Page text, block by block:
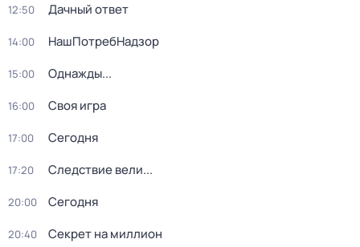
12:50 Дачный ответ
14:00 НашПотребНадзор
15:00 Однажды...
16:00 Своя игра
17:00 Сегодня
17:20 Следствие вели...
20:00 Сегодня
20:40 Секрет на миллион